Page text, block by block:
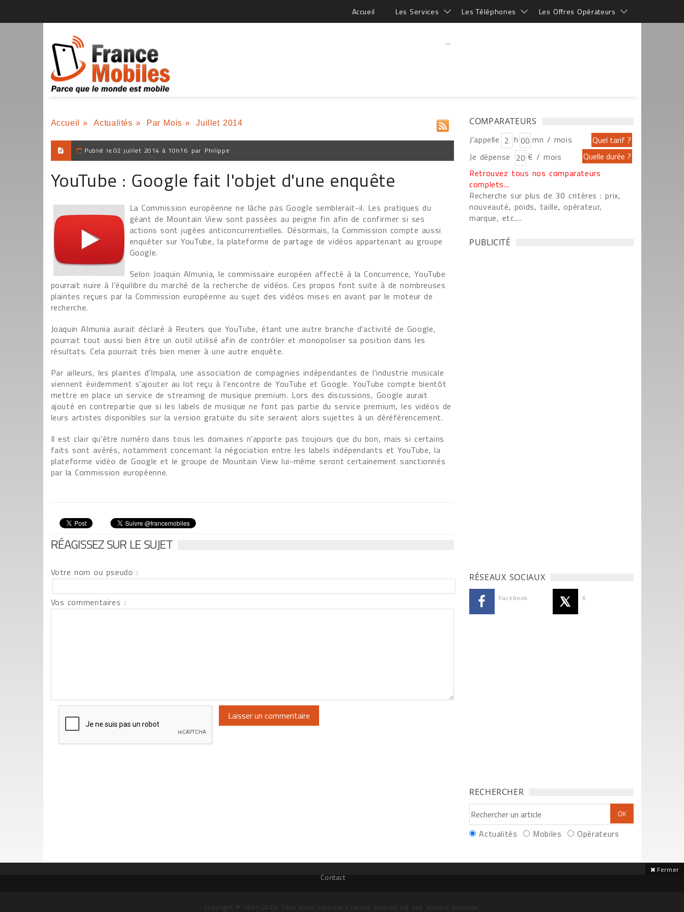
Accueil Les Services Les Téléphones Les Offres Opérateurs
...
Accueil » Actualités » Par Mois » Juillet 2014
Publié le 02 juillet 2014 à 10h16 par Philippe
YouTube : Google fait l'objet d'une enquête
La Commission européenne ne lâche pas Google semblerait-il. Les pratiques du
géant de Mountain View sont passées au peigne fin afin de confirmer si ses
actions sont jugées anticoncurrentielles. Désormais, la Commission compte aussi
enquêter sur YouTube, la plateforme de partage de vidéos appartenant au groupe
Google.
Selon Joaquin Almunia, le commissaire européen affecté à la Concurrence, YouTube
pourrait nuire à l'équilibre du marché de la recherche de vidéos. Ces propos font suite à de nombreuses
plaintes reçues par la Commission européenne au sujet des vidéos mises en avant par le moteur de
recherche.
Joaquin Almunia aurait déclaré à Reuters que YouTube, étant une autre branche d'activité de Google,
pourrait tout aussi bien être un outil utilisé afin de contrôler et monopoliser sa position dans les
résultats. Cela pourrait très bien mener à une autre enquête.
Par ailleurs, les plaintes d'Impala, une association de compagnies indépendantes de l'industrie musicale
viennent évidemment s'ajouter au lot reçu à l'encontre de YouTube et Google. YouTube compte bientôt
mettre en place un service de streaming de musique premium. Lors des discussions, Google aurait
ajouté en contrepartie que si les labels de musique ne font pas partie du service premium, les vidéos de
leurs artistes disponibles sur la version gratuite du site seraient alors sujettes à un déréférencement.
Il est clair qu'être numéro dans tous les domaines n'apporte pas toujours que du bon, mais si certains
faits sont avérés, notamment concernant la négociation entre les labels indépendants et YouTube, la
plateforme vidéo de Google et le groupe de Mountain View lui-même seront certainement sanctionnés
par la Commission européenne.
RÉAGISSEZ SUR LE SUJET
Votre nom ou pseudo :
Vos commentaires :
COMPARATEURS
J'appelle h
mn / mois
Je dépense
€ / mois
Retrouvez tous nos comparateurs
complets...
Recherche sur plus de 30 critères : prix,
nouveauté, poids, taille, opérateur,
marque, etc....
PUBLICITÉ
RÉSEAUX SOCIAUX
Facebook X
RECHERCHER
Actualités Mobiles Opérateurs
Contact
Copyright © 1997-2026. Tous droits réservés | France Mobiles est une marque déposée.
Fermer